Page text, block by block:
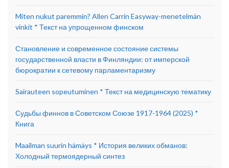
Miten nukut paremmin? Allen Carrin Easyway-menetelmän
vinkit * Текст на упрощенном финском
Становление и современное состояние системы
государственной власти в Финляндии: от имперской
бюрократии к сетевому парламентаризму
Sairauteen sopeutuminen * Текст на медицинскую тематику
Судьбы финнов в Советском Союзе 1917-1964 (2025) *
Книга
Maailman suurin hämäys * История великих обманов:
Холодный термоядерный синтез